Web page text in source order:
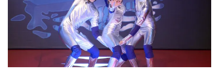
Chuyên mục khác
Emagazine Podcast
Infographic